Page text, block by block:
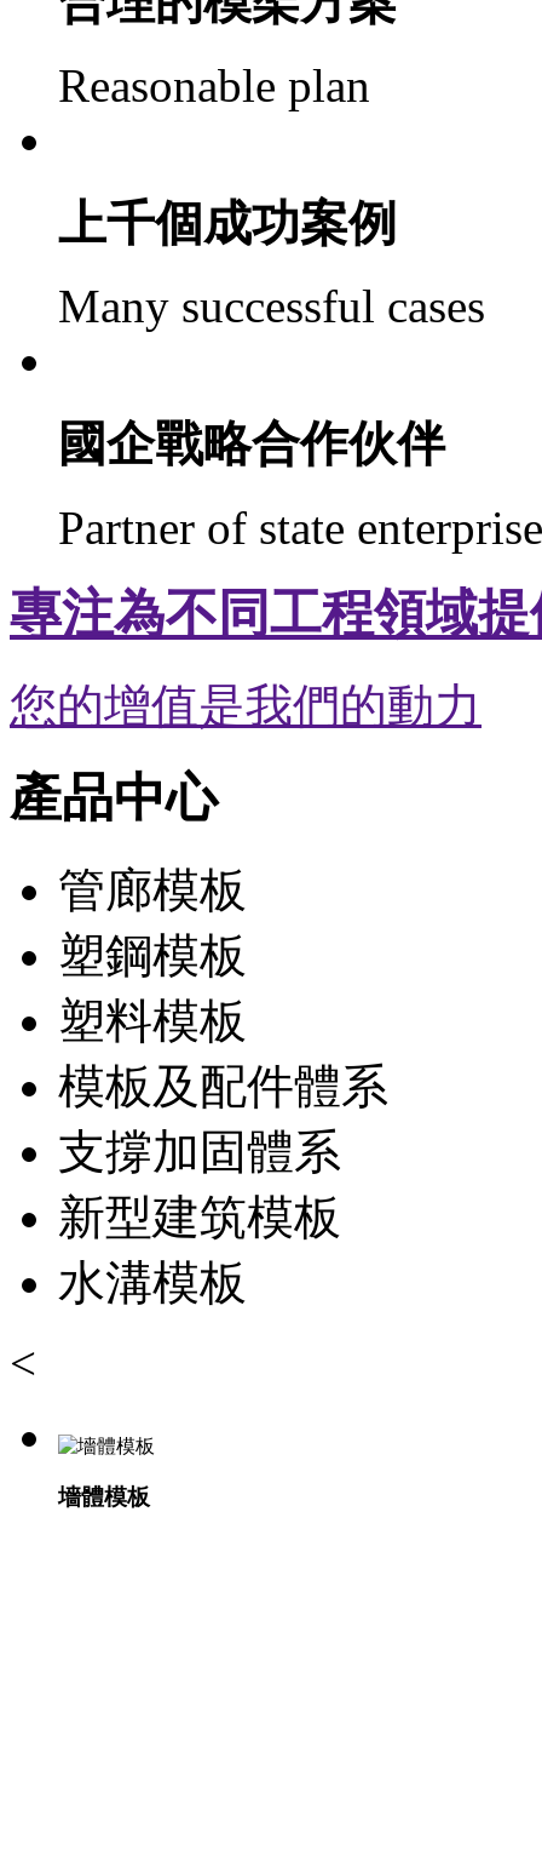
Reasonable plan
上千個成功案例
Many successful cases
國企戰略合作伙伴
Partner of state
專注為不同工程領域
您的增值是我們的動力
產品中心
管廊模板
塑鋼模板
塑料模板
模板及配件體系
支撐加固體系
新型建筑模板
水溝模板
<
墻體模板